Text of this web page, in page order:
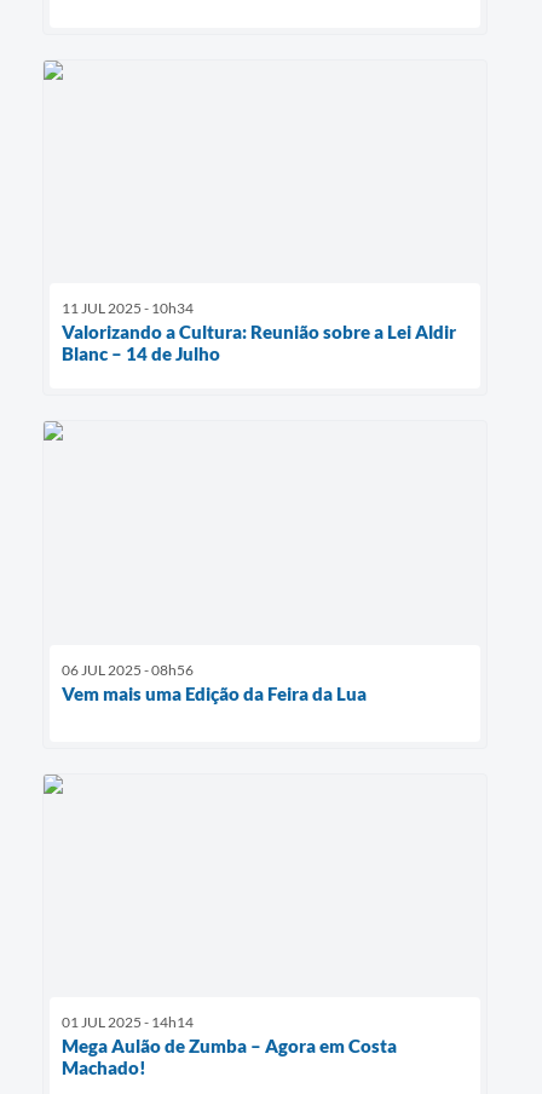
11 JUL 2025 - 10h34
Valorizando a Cultura: Reunião sobre a Lei Aldir
Blanc – 14 de Julho
06 JUL 2025 - 08h56
Vem mais uma Edição da Feira da Lua
01 JUL 2025 - 14h14
Mega Aulão de Zumba – Agora em Costa
Machado!